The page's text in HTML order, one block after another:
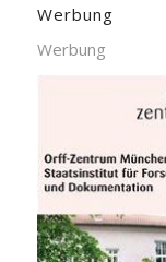
Werbung
Werbung